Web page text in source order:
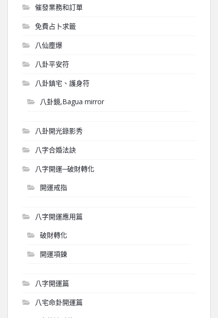
催發業務和訂單
免費占卜求籤
八仙塵爆
八卦平安符
八卦鎮宅、護身符
八卦鏡,Bagua mirror
八卦開光錄影秀
八字合婚法訣
八字開運─破財轉化
開運戒指
八字開運應用篇
破財轉化
開運項鍊
八字開運篇
八宅命卦開運篇